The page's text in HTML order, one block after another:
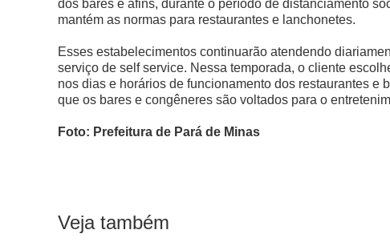
dos bares e afins, durante o período de distanciamento
mantém as normas para restaurantes e lanchonetes.
Esses estabelecimentos continuarão atendendo
serviço de self service. Nessa temporada, o cliente
nos dias e horários de funcionamento dos restaurantes
que os bares e congêneres são voltados para o
Foto: Prefeitura de Pará de Minas
Veja também